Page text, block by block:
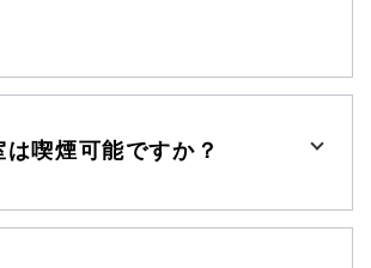
は喫煙可能ですか？